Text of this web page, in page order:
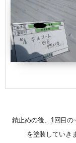
錆止めの後、1回目の
を塗装していき